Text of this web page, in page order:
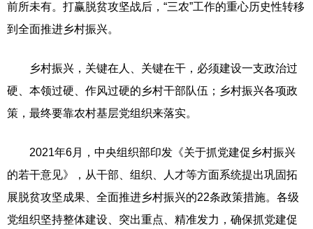
前所未有。打赢脱贫攻坚战后，“三农”工作的重心历史性转移
到全面推进乡村振兴。
乡村振兴，关键在人、关键在干，必须建设一支政治过
硬、本领过硬、作风过硬的乡村干部队伍；乡村振兴各项政
策，最终要靠农村基层党组织来落实。
2021年6月，中央组织部印发《关于抓党建促乡村振兴
的若干意见》，从干部、组织、人才等方面系统提出巩固拓
展脱贫攻坚成果、全面推进乡村振兴的22条政策措施。各级
党组织坚持整体建设、突出重点、精准发力，确保抓党建促